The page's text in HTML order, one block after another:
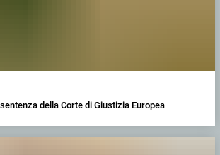
della Corte di Giustizia Europea